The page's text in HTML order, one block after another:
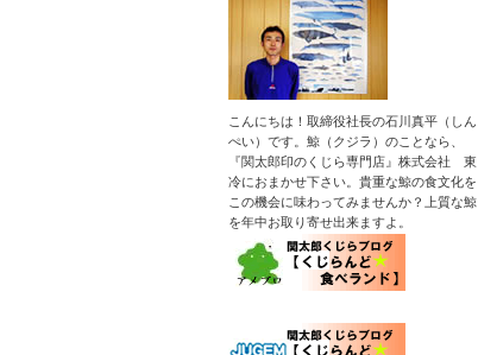
こんにちは！取締役社長の石川真平（しん
ぺい）です。鯨（クジラ）のことなら、
『関太郎印のくじら専門店』株式会社 東
冷におまかせ下さい。貴重な鯨の食文化を
この機会に味わってみませんか？上質な鯨
を年中お取り寄せ出来ますよ。